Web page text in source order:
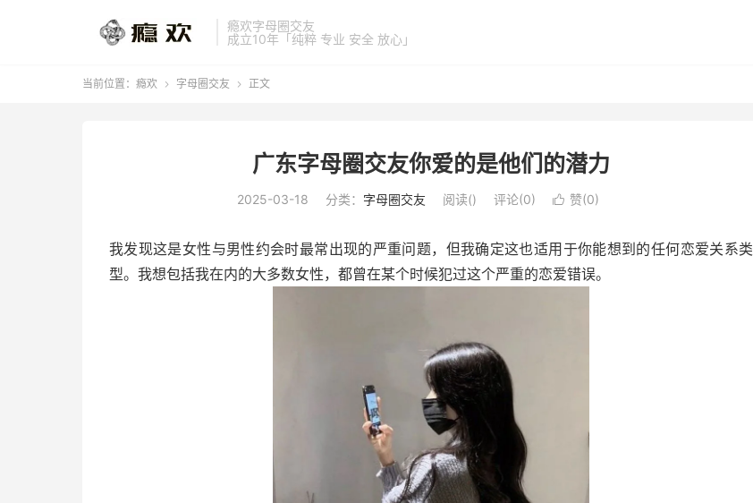
瘾欢字母圈交友
成立10年「纯粹 专业 安全 放心」
当前位置： 瘾欢  字母圈交友  正文
广东字母圈交友你爱的是他们的潜力
2025-03-18 分类： 字母圈交友 阅读() 评论(0)  赞(0)
我发现这是女性与男性约会时最常出现的严重问题，但我确定这也适用于你能想到的任何恋爱关系类
型。我想包括我在内的大多数女性，都曾在某个时候犯过这个严重的恋爱错误。